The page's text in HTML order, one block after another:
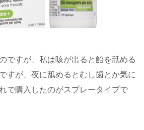
ですが、私は咳が出ると飴を舐める
すが、夜に舐めるとむし歯とか気に
で購入したのがスプレータイプで